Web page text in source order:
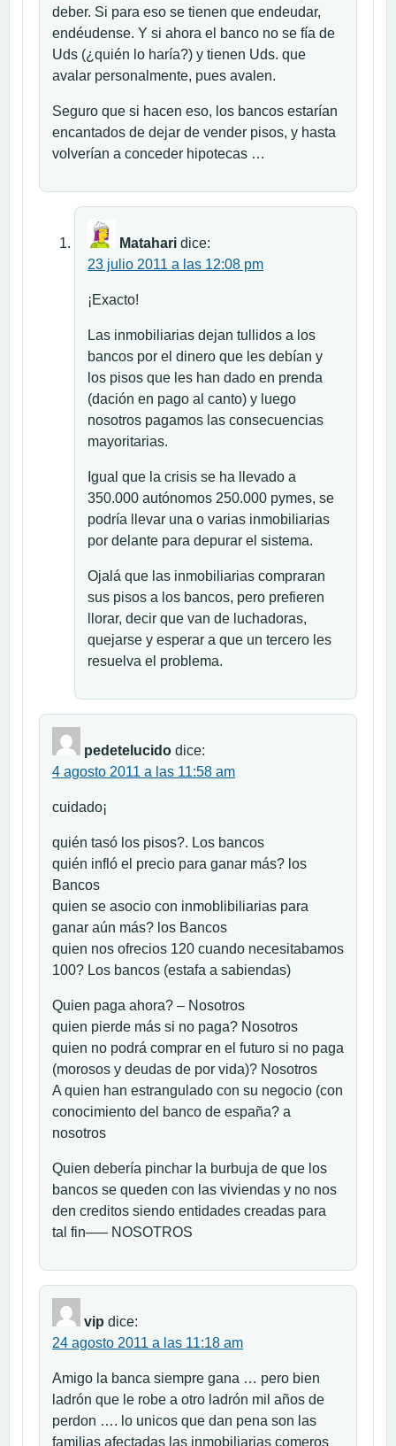
deber. Si para eso se tienen que endeudar,
endéudense. Y si ahora el banco no se fía de
Uds (¿quién lo haría?) y tienen Uds. que
avalar personalmente, pues avalen.
Seguro que si hacen eso, los bancos estarían
encantados de dejar de vender pisos, y hasta
volverían a conceder hipotecas …
Matahari dice:
23 julio 2011 a las 12:08 pm
¡Exacto!
Las inmobiliarias dejan tullidos a los
bancos por el dinero que les debían y
los pisos que les han dado en prenda
(dación en pago al canto) y luego
nosotros pagamos las consecuencias
mayoritarias.
Igual que la crisis se ha llevado a
350.000 autónomos 250.000 pymes, se
podría llevar una o varias inmobiliarias
por delante para depurar el sistema.
Ojalá que las inmobiliarias compraran
sus pisos a los bancos, pero prefieren
llorar, decir que van de luchadoras,
quejarse y esperar a que un tercero les
resuelva el problema.
pedetelucido dice:
4 agosto 2011 a las 11:58 am
cuidado¡
quién tasó los pisos?. Los bancos
quién infló el precio para ganar más? los
Bancos
quien se asocio con inmoblibiliarias para
ganar aún más? los Bancos
quien nos ofrecios 120 cuando necesitabamos
100? Los bancos (estafa a sabiendas)
Quien paga ahora? – Nosotros
quien pierde más si no paga? Nosotros
quien no podrá comprar en el futuro si no paga
(morosos y deudas de por vida)? Nosotros
A quien han estrangulado con su negocio (con
conocimiento del banco de españa? a
nosotros
Quien debería pinchar la burbuja de que los
bancos se queden con las viviendas y no nos
den creditos siendo entidades creadas para
tal fin—– NOSOTROS
vip dice:
24 agosto 2011 a las 11:18 am
Amigo la banca siempre gana … pero bien
ladrón que le robe a otro ladrón mil años de
perdon …. lo unicos que dan pena son las
familias afectadas las inmobiliarias comeros